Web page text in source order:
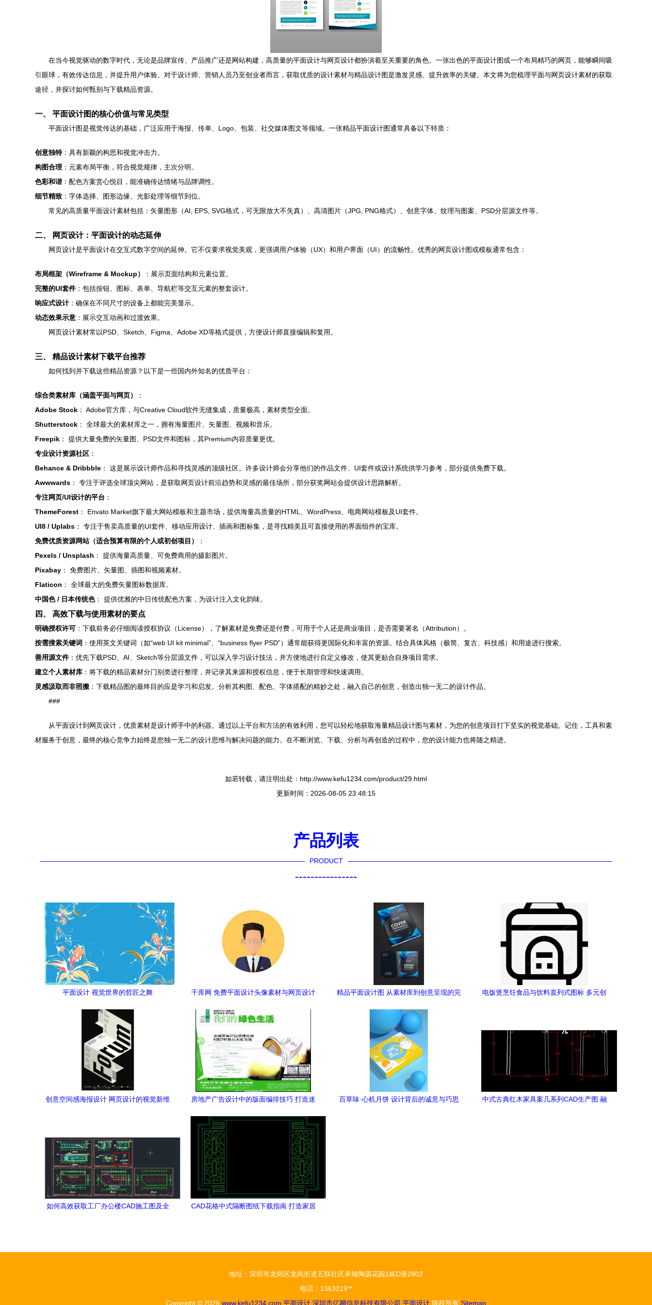
在当今视觉驱动的数字时代，无论是品牌宣传、产品推广还是网站构建，高质量的平面设计与网页设计都扮演着至关重要的角色。一张出色的平面设计图或一个布局精巧的网页，能够瞬间吸
引眼球，有效传达信息，并提升用户体验。对于设计师、营销人员乃至创业者而言，获取优质的设计素材与精品设计图是激发灵感、提升效率的关键。本文将为您梳理平面与网页设计素材的获取
途径，并探讨如何甄别与下载精品资源。
一、 平面设计图的核心价值与常见类型
平面设计图是视觉传达的基础，广泛应用于海报、传单、Logo、包装、社交媒体图文等领域。一张精品平面设计图通常具备以下特质：
创意独特：具有新颖的构思和视觉冲击力。
构图合理 ：元素布局平衡，符合视觉规律，主次分明。
色彩和谐：配色方案赏心悦目，能准确传达情绪与品牌调性。
细节精致 ：字体选择、图形边缘、光影处理等细节到位。
常见的高质量平面设计素材包括：矢量图形（AI, EPS, SVG格式，可无限放大不失真）、高清图片（JPG, PNG格式）、创意字体、纹理与图案、PSD分层源文件等。
二、 网页设计：平面设计的动态延伸
网页设计是平面设计在交互式数字空间的延伸。它不仅要求视觉美观，更强调用户体验（UX）和用户界面（UI）的流畅性。优秀的网页设计图或模板通常包含：
布局框架（Wireframe & Mockup）
：展示页面结构和元素位置。
完整的UI套件：包括按钮、图标、表单、导航栏等交互元素的整套设计。
响应式设计 ：确保在不同尺寸的设备上都能完美显示。
动态效果示意 ：展示交互动画和过渡效果。
网页设计素材常以PSD、Sketch、Figma、Adobe XD等格式提供，方便设计师直接编辑和复用。
三、 精品设计素材下载平台推荐
如何找到并下载这些精品资源？以下是一些国内外知名的优质平台：
综合类素材库（涵盖平面与网页）
：
Adobe Stock ： Adobe官方库，与Creative Cloud软件无缝集成，质量极高，素材类型全面。
Shutterstock ： 全球最大的素材库之一，拥有海量图片、矢量图、视频和音乐。
Freepik ： 提供大量免费的矢量图、PSD文件和图标，其Premium内容质量更优。
专业设计资源社区 ：
Behance & Dribbble ： 这是展示设计师作品和寻找灵感的顶级社区。许多设计师会分享他们的作品文件、UI套件或设计系统供学习参考，部分提供免费下载。
Awwwards ： 专注于评选全球顶尖网站，是获取网页设计前沿趋势和灵感的最佳场所，部分获奖网站会提供设计思路解析。
专注网页/UI设计的平台 ：
ThemeForest ： Envato Market旗下最大网站模板和主题市场，提供海量高质量的HTML、WordPress、电商网站模板及UI套件。
UI8 / Uplabs ： 专注于售卖高质量的UI套件、移动应用设计、插画和图标集，是寻找精美且可直接使用的界面组件的宝库。
免费优质资源网站（适合预算有限的个人或初创项目）
：
Pexels / Unsplash ： 提供海量高质量、可免费商用的摄影图片。
Pixabay ： 免费图片、矢量图、插图和视频素材。
Flaticon ： 全球最大的免费矢量图标数据库。
中国色 / 日本传统色： 提供优雅的中日传统配色方案，为设计注入文化韵味。
四、 高效下载与使用素材的要点
明确授权许可 ：下载前务必仔细阅读授权协议（License），了解素材是免费还是付费，可用于个人还是商业项目，是否需要署名（Attribution）。
按需搜索关键词 ：使用英文关键词（如“web UI kit minimal”、“business flyer PSD”）通常能获得更国际化和丰富的资源。结合具体风格（极简、复古、科技感）和用途进行搜索。
善用源文件：优先下载PSD、AI、Sketch等分层源文件，可以深入学习设计技法，并方便地进行自定义修改，使其更贴合自身项目需求。
建立个人素材库 ：将下载的精品素材分门别类进行整理，并记录其来源和授权信息，便于长期管理和快速调用。
灵感汲取而非照搬 ：下载精品图的最终目的应是学习和启发。分析其构图、配色、字体搭配的精妙之处，融入自己的创意，创造出独一无二的设计作品。
###
从平面设计到网页设计，优质素材是设计师手中的利器。通过以上平台和方法的有效利用，您可以轻松地获取海量精品设计图与素材，为您的创意项目打下坚实的视觉基础。记住，工具和素
材服务于创意，最终的核心竞争力始终是您独一无二的设计思维与解决问题的能力。在不断浏览、下载、分析与再创造的过程中，您的设计能力也将随之精进。
如若转载，请注明出处：http://www.kefu1234.com/product/29.html
更新时间：2026-08-05 23:48:15
产品列表
PRODUCT
----------------
平面设计 视觉世界的哲匠之舞
千库网 免费平面设计头像素材与网页设计
精品平面设计图 从素材库到创意呈现的完
电饭煲烹饪食品与饮料直列式图标 多元创
创意空间感海报设计 网页设计的视觉新维
房地产广告设计中的版面编排技巧 打造迷
百草味·心机月饼 设计背后的诚意与巧思
中式古典红木家具案几系列CAD生产图 融
如何高效获取工厂办公楼CAD施工图及全
CAD花格中式隔断图纸下载指南 打造家居
地址：深圳市龙岗区龙岗街道五联社区承翰陶源花园1栋D座2802
电话：1363219**
Copyright © 2026 www.kefu1234.com 平面设计 深圳市亿网信息科技有限公司 平面设计 版权所有 Sitemap